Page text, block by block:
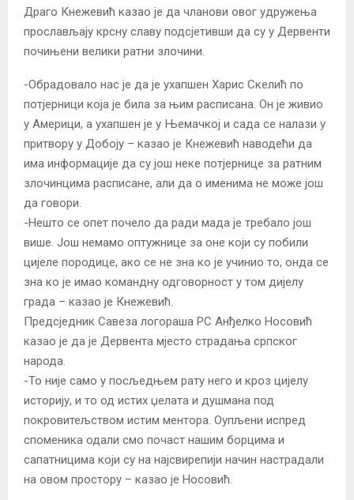
Драго Кнежевић казао је да чланови овог удружења
прослављају крсну славу подсјетивши да су у Дервенти
почињени велики ратни злочини.
-Обрадовало нас је да је ухапшен Харис Скелић по
потјерници која је била за њим расписана. Он је живио
у Америци, а ухапшен је у Њемачкој и сада се налази у
притвору у Добоју – казао је Кнежевић наводећи да
има информације да су још неке потјернице за ратним
злочинцима расписане, али да о именима не може још
да говори.
-Нешто се опет почело да ради мада је требало још
више. Још немамо оптужнице за оне који су побили
цијеле породице, ако се не зна ко је учинио то, онда се
зна ко је имао командну одговорност у том дијелу
града – казао је Кнежевић.
Предсједник Савеза логораша РС Анђелко Носовић
казао је да је Дервента мјесто страдања српског
народа.
-То није само у посљедњем рату него и кроз цијелу
историју, и то од истих џелата и душмана под
покровитељством истим ментора. Оупљени испред
споменика одали смо почаст нашим борцима и
сапатницима који су на најсвирепији начин настрадали
на овом простору – казао је Носовић.